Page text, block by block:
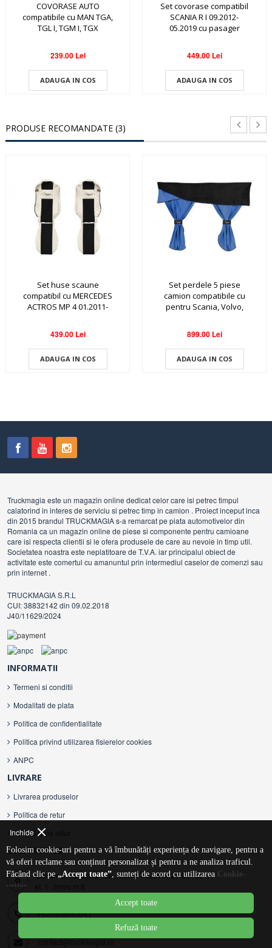
COVORASE AUTO
compatibile cu MAN TGA,
TGL I, TGM I, TGX
239.00 Lei
ADAUGA IN COS
Set covorase compatibil
SCANIA R I 09.2012-
05.2019 cu pasager
449.00 Lei
ADAUGA IN COS
PRODUSE RECOMANDATE (3)
Set huse scaune
compatibil cu MERCEDES
ACTROS MP 4 01.2011-
439.00 Lei
ADAUGA IN COS
Set perdele 5 piese
camion compatibile cu
pentru Scania, Volvo,
899.00 Lei
ADAUGA IN COS
Truckmagia este un magazin online dedicat celor care isi petrec timpul
calatorind in interes de serviciu si petrec timp in camion . Proiect inceput inca
din 2015 brandul TRUCKMAGIA s-a remarcat pe piata automotivelor din
Romania ca un magazin online de piese si componente pentru camioane
care isi respecta clientii si le ofera produsele de care au nevoie in timp util.
Societatea noastra este neplatitoare de T.V.A. iar principalul obiect de
activitate este comertul cu amanuntul prin intermediul caselor de comenzi sau
prin internet .
TRUCKMAGIA S.R.L
CUI: 38832142 din 09.02.2018
J40/11629/2024
INFORMATII
Termeni si conditii
Modalitati de plata
Politica de confidentialitate
Politica privind utilizarea fisierelor cookies
ANPC
LIVRARE
Livrarea produselor
Politica de retur
Formular de retur
CONTACT US
Bucuresti , sector 3 , str . Nerva Traian nr 27-33 , sc B ,
+40755804064|
contact@truckmagia.ro
Inchide
Folosim cookie-uri pentru a vă îmbunătăți experiența de navigare, pentru a
vă oferi reclame sau conținut personalizat și pentru a ne analiza traficul.
Făcând clic pe „Accept toate”, sunteți de acord cu utilizarea Cookie-
urilor
Accept toate
Refuză toate